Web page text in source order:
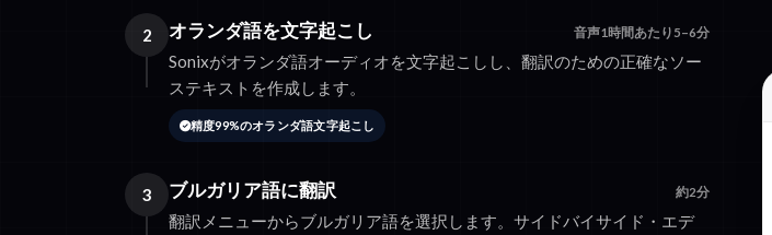
2 オランダ語を文字起こし 音声1時間あたり5–6分
Sonixがオランダ語オーディオを文字起こしし、翻訳のための正確なソー
ステキストを作成します。
精度99%のオランダ語文字起こし
3 ブルガリア語に翻訳 約2分
翻訳メニューからブルガリア語を選択します。サイドバイサイド・エデ